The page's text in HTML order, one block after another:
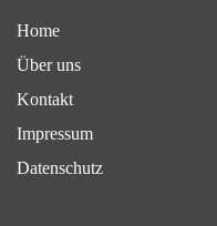
Home
Über uns
Kontakt
Impressum
Datenschutz